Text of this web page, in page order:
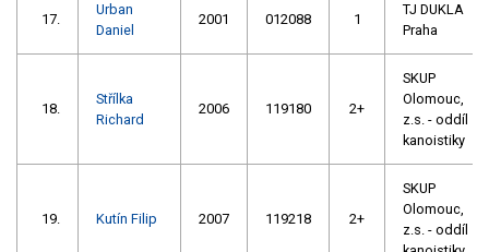
17.
Urban
Daniel
2001 012088 1
TJ DUKLA
Praha
18.
Střílka
Richard
2006 119180 2+
SKUP
Olomouc,
z.s. - oddíl
kanoistiky
19. Kutín Filip 2007 119218 2+
SKUP
Olomouc,
z.s. - oddíl